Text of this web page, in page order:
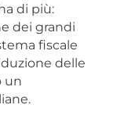
di più:
dei grandi
fiscale
delle
un